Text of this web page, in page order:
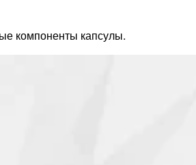
компоненты капсулы.